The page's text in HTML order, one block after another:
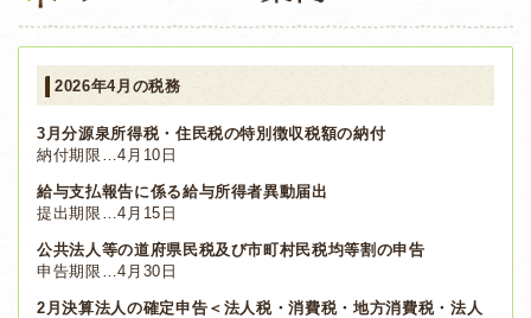
2026年4月の税務
3月分源泉所得税・住民税の特別徴収税額の納付
納付期限…4月10日
給与支払報告に係る給与所得者異動届出
提出期限…4月15日
公共法人等の道府県民税及び市町村民税均等割の申告
申告期限…4月30日
2月決算法人の確定申告＜法人税・消費税・地方消費税・法人